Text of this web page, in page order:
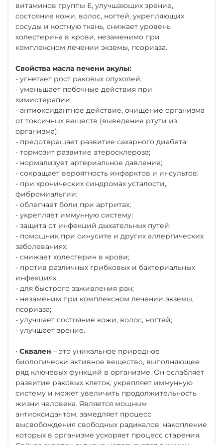
витаминов группы Е, улучшающих зрение,
состояние кожи, волос, ногтей, укрепляющих
сосуды и костную ткань, снижает уровень
холестерина в крови, незаменимо при
комплексном лечении экземы, псориаза.
Свойства масла печени акулы:
- угнетает рост раковых опухолей;
- уменьшает побочные действия при
химиотерапии;
- антиоксидантное действие, очищение организма
от токсичных веществ (выведение ртути из
организма);
- предотвращает развитие сахарного диабета;
- тормозит развитие атеросклероза;
- нормализует артериальное давление;
- сокращает вероятность инфарктов и инсультов;
- при хронических синдромах усталости,
фибромиальгии;
- облегчает боли при артритах;
- укрепляет иммунную систему;
- защита от инфекций дыхательных путей;
- помощник при синусите и других аллергических
заболеваниях;
- снижает холестерин в крови;
- против различных грибковых и бактериальных
инфекциях;
- для быстрого заживления ран;
- незаменим при комплексном лечении экземы,
псориаза;
- улучшает состояние кожи, волос, ногтей;
- улучшает зрение.
• Сквален – это уникальное природное
биологически активное вещество, выполняющее
ряд ключевых функций в организме. Он ослабляет
развитие раковых клеток, укрепляет иммунную
систему и может увеличить продолжительность
жизни человека. Является мощным
антиоксидантом, замедляет процесс
высвобождения свободных радикалов, накопление
которых в организме ускоряет процесс старения.